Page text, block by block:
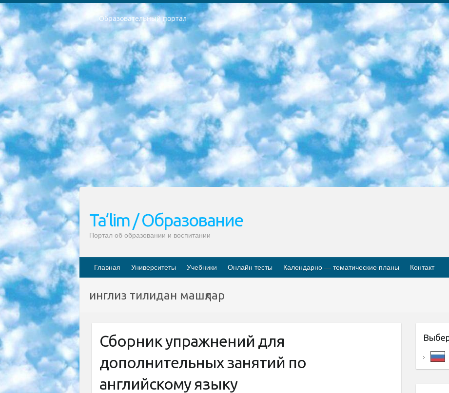
Образовательный портал
РЕСПУБЛИКА УЗБЕКИСТАН МИНИСТРЕРСТВО ДОШКОЛЬНОГО И ШКОЛЬНОГО ОБРАЗОВАНИЯ КОМАНДА в общеобразовательных учреждениях в 2023-2024 учебном году организация и проведение итоговой государственной аттестации обучающихся о Министра дошкольного и школьного образования Республики Узбекистан от 4 марта 2008 года (постановлением Минюста от 20 марта 2008 года № 1778 государственной регистрации) «Итоговое состояние учащихся общего среднего образования на основании положения об утверждении положения об аттестации общего среднего образования выпускной экзамен студентов в образовательных учреждениях в 2023-2024 учебном году В целях организации и прохождения аттестации приказываю: 1. Следующее: перечень предметов, по которым будет проводиться итоговая государственная аттестация и экзамен формы перевода согласно приложению 1; сертификаты международного образца, оценивающие уровень владения иностранными языками перечень согласно приложению 2; 2. Педагогический при специализированных образовательных учреждениях. научно-практический центр квалификации и международной оценки (Д.Давидова) 2024 г. До 25 марта: задания по предметам, по которым будет проводиться итоговая аттестация разработка и утверждение технических условий; итоговая аттестация на основании разработанного предметного задания разработка вопросов по предметам (устно и письменно), экзамен передача; общеобразовательные средние школы и специальные учебные заведения учащиеся выпускных классов школ и интернатов в агентской системе подготовка базы данных экзаменационных материалов и критериев оценки; перевод базы экзаменационных материалов на все языки обучения подать в Республиканский образовательный центр для изготовления; варианты экзаменов на основе разработанных контрольных материалов пусть будут поставлены задачи формирования. 3. Республиканский образовательный центр (Ш.Худайкулов) до 5 апреля 2024 года. до: база данных предоставленных экзаменационных материалов на все языки обучения перевод и экспертиза; для слепых, слабовидящих, глухих, слабослышащих и умственно отсталых детей учащиеся выпускных классов специализированных школ и школ-интернатов база данных экзаменационных материалов на всех преподаваемых языках подготовка критериев оценки; специализированные школы для умственно отсталых детей и технологии для учащихся выпускных классов школ-интернатов разработка соответствующих рекомендаций и критериев проведения ЕГЭ по естествознанию давать задания. 4. Педагогический при специализированных образовательных учреждениях. Научно-практический центр навыков и международной оценки (Д.Давидова), Республика образовательный центр (Худайкулов Ш.) итоговый государственный аттестационный экзамен ориентирован на творческое и логическое мышление при подготовке базы материалов учитывать введение заданий. 5. Следует отметить, что: сертификат государственного образца о знании общеобразовательного предмета и как минимум национальный уровень B1 по предметам на иностранных языках, указанным в Приложении 2. или международно признанный сертификат эквивалентного уровня студенты, изучающие определенный предмет, освобождаются от экзамена; по соответствующим предметам запланирована итоговая государственная аттестация за день до дня, путем жеребьевки Рабочей группой (в письменной форме по предметам, проводимым в форме) из числа сформированных вариантов выбрано 2 варианта; 2 выбранных варианта экзамена анонсированы на официальном сайте министерства и все выпускники по всей стране на основе этих вариантов проводит итоговую государственную аттестацию. 6. Государственное образование учащихся средних общеобразовательных учреждений. знания в соответствии с квалификационными требованиями, которые необходимо приобрести на основании стандартов итоговый (выпускной) контроль для 9 и 11 классов в целях тестирования Экзамены (далее – экзамены) состоят из предметов, перечисленных в приложении 1. будет сделано. 7. Экзамены пройдут с 26 мая по 15 июня 2024 г. (кроме науки физического воспитания). 8. Физическая для учащихся 9 классов общесредних образовательных учреждений. Экзамены по предмету «Образование, квалификация медицина» 1-6 мая 2024 года. сотрудники перевести под присмотр (с отклонениями в физическом или умственном развитии) специализированная школа для детей, школы-интернаты и со сколиозом школы-интернаты санаторного типа для больных детей исключены). 9. Он был слепым, слабовидящим и имел нарушения опорно-двигательного аппарата. экзамены в специализированных школах и интернатах для детей должны проводиться исходя из требований, предъявляемых к общеобразовательным учреждениям (физкультура кроме науки). 10. Специализированная школа для глухих и слабослышащих детей. и экзамены в интернатах и быть реализован в виде письменного теста по математике. 11. Специальность для умственно отсталых детей. Для 9 класса Родной язык и литературное письмо Государственный язык (язык обучения – узбекский). для неклассов) написано Математическое письмо Письменная/устная история Узбекистана Физическое воспитание практично Итоговый контроль Для 11 класса Написание родного языка и литературы (эссе) Математическое письмо Узбекский язык (обучение на узбекском языке) не посещающее общее среднее образование для учреждений)/Образовательное учреждение выбор письменный и устный Иностранный язык письменный/устный Письменная/устная история Узбекистана *По выбору студента:  Химия  Физика  Основы государственного права  География 10 бесплатных образовательных ресурсов - Мы составили подборку онлайн-проектов с интерактивными упражнениями, видеолекциями и статьями. Они помогут вам обрести новые и освежить старые знания бесплатно. 1. «ИНТУИТ» Старейшая образовательная площадка Рунета. Здесь вы найдёте сотни текстовых и видеокурсов на десятки различных тем — от программирования до психологии. Многие курсы подготовлены российскими университетами и крупными международными компаниями вроде Intel и Microsoft. Самостоятельное обучение бесплатное, но желающие могут оплатить услуги персональных наставников. 2. «Смартия» знакомит с актуальными профессиями и подсказывает, как им обучаться. Выбрав заинтересовавшую вас специальность — SMM-специалист, фотограф, веб-дизайнер или другую, — увидите список необходимых для неё умений. Чтобы вы могли освоить их самостоятельно, для каждого умения площадка отображает подборку ссылок на учебные материалы. Хотя «Смартия» ориентируется на русскоязычную аудиторию, часть контента всё же доступна только на английском. 3. «Лекторий Физтеха» Проект Московского физико-технического института (Физтеха). С его помощью вы можете смотреть онлайн серии лекций, записанные на видео в этом вузе. В числе доступных предметов — физика, биология, химия, информационные технологии и другие. К некоторым лекциям администрация ресурса прилагает готовые конспекты, которые можно скачивать в PDF-формате. 4. ITMOcourses Онлайн-площадка Санкт-Петербургского национального исследовательского университета информационных технологий, механики и оптики (ИТМО). Ресурс предоставляет свободный доступ к курсам, разработанным в этом вузе. Каталог материалов разбит на четыре категории: «Оптические системы и технологии», «Приборостроение и робототехника», «Информационные технологии» и «Биотехнологии». Курсы состоят из видеолекций, интерактивных демонстраций и заданий. 5. «КиберЛенинка» Электронная научная библиотека открытого доступа. Каталог площадки регулярно обрастает текстами статей из различных научных изданий. Сгруппированные по журналам и рубрикам публикации можно читать
Ta’lim / Образование
Портал об образовании и воспитании
Главная Университеты Учебники Онлайн тесты Календарно — тематические планы Контакт
инглиз тилидан машқлар
Сборник упражнений для
дополнительных занятий по
английскому языку